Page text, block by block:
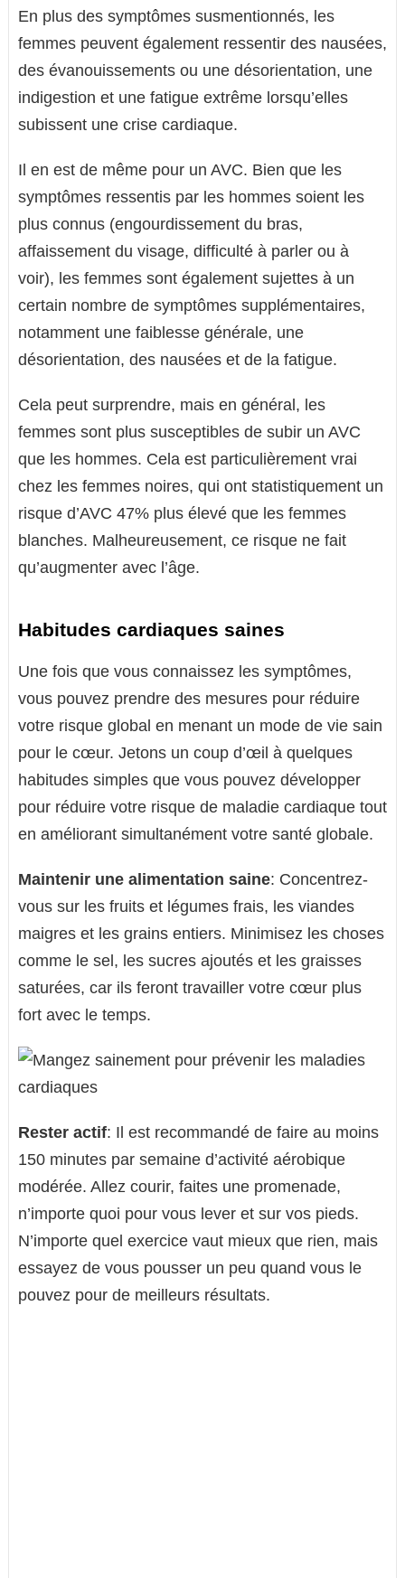
En plus des symptômes susmentionnés, les
femmes peuvent également ressentir des nausées,
des évanouissements ou une désorientation, une
indigestion et une fatigue extrême lorsqu’elles
subissent une crise cardiaque.
Il en est de même pour un AVC. Bien que les
symptômes ressentis par les hommes soient les
plus connus (engourdissement du bras,
affaissement du visage, difficulté à parler ou à
voir), les femmes sont également sujettes à un
certain nombre de symptômes supplémentaires,
notamment une faiblesse générale, une
désorientation, des nausées et de la fatigue.
Cela peut surprendre, mais en général, les
femmes sont plus susceptibles de subir un AVC
que les hommes. Cela est particulièrement vrai
chez les femmes noires, qui ont statistiquement un
risque d’AVC 47% plus élevé que les femmes
blanches. Malheureusement, ce risque ne fait
qu’augmenter avec l’âge.
Habitudes cardiaques saines
Une fois que vous connaissez les symptômes,
vous pouvez prendre des mesures pour réduire
votre risque global en menant un mode de vie sain
pour le cœur. Jetons un coup d’œil à quelques
habitudes simples que vous pouvez développer
pour réduire votre risque de maladie cardiaque tout
en améliorant simultanément votre santé globale.
Maintenir une alimentation saine: Concentrez-
vous sur les fruits et légumes frais, les viandes
maigres et les grains entiers. Minimisez les choses
comme le sel, les sucres ajoutés et les graisses
saturées, car ils feront travailler votre cœur plus
fort avec le temps.
Rester actif: Il est recommandé de faire au moins
150 minutes par semaine d’activité aérobique
modérée. Allez courir, faites une promenade,
n’importe quoi pour vous lever et sur vos pieds.
N’importe quel exercice vaut mieux que rien, mais
essayez de vous pousser un peu quand vous le
pouvez pour de meilleurs résultats.